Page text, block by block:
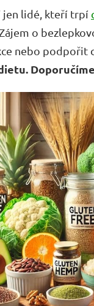
jen lidé, kteří trpí
o
nebo podpořit